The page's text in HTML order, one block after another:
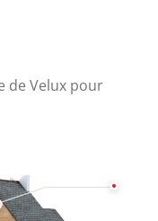
de Velux pour